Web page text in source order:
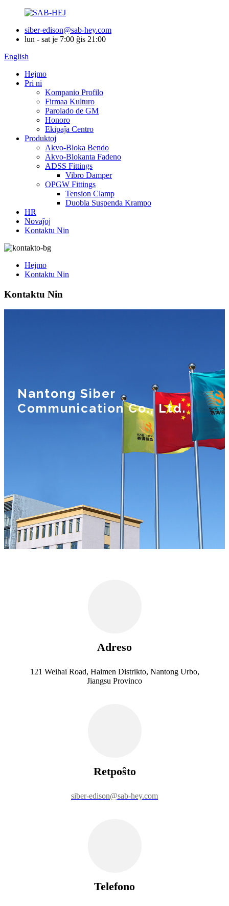
siber-edison@sab-hey.com
lun - sat je 7:00 ĝis 21:00
English
Hejmo
Pri ni
Kompanio Profilo
Firmaa Kulturo
Parolado de GM
Honoro
Ekipaĵa Centro
Produktoj
Akvo-Bloka Bendo
Akvo-Blokanta Fadeno
ADSS Fittings
Vibro Damper
OPGW Fittings
Tension Clamp
Duobla Suspenda Krampo
HR
Novaĵoj
Kontaktu Nin
Hejmo
Kontaktu Nin
Kontaktu Nin
Nantong Siber
Communication Co., Ltd.
Adreso
121 Weihai Road, Haimen Distrikto, Nantong Urbo,
Jiangsu Provinco
Retpoŝto
siber-edison@sab-hey.com
Telefono